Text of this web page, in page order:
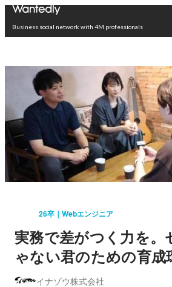
Business social network with 4M professionals
26卒｜Webエンジニア
実務で差がつく力を。
ゃない君のための育成
イナゾウ株式会社